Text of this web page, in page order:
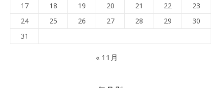
17
18 19 20 21 22
23
24
25 26 27 28 29
30
31
« 11月